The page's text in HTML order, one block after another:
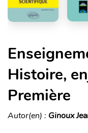
Histoire,
Première
Autor(en) : Ginoux